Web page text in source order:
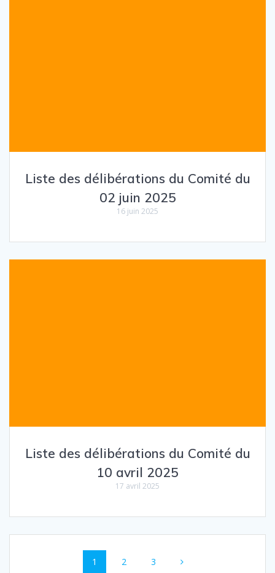
Liste des délibérations du Comité du
02 juin 2025
16 juin 2025
Liste des délibérations du Comité du
10 avril 2025
17 avril 2025
Navigation
Page
1 Page
2 Page
3